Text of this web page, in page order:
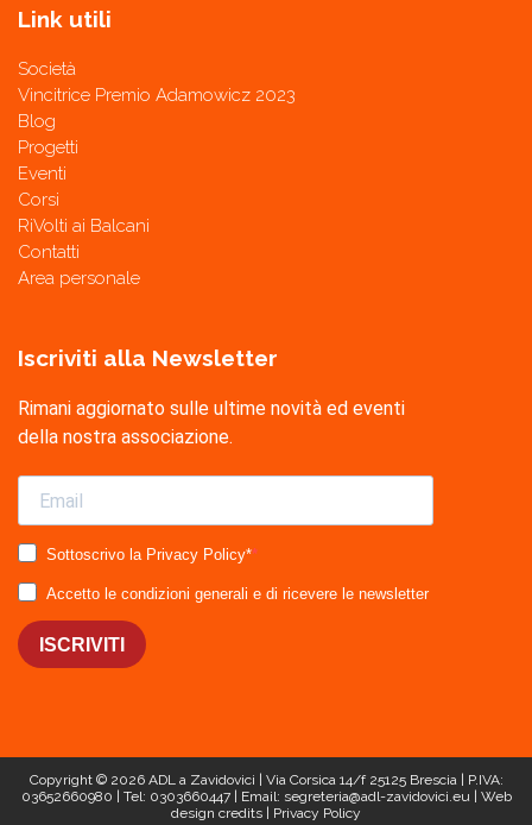
Link utili
Società
Vincitrice Premio Adamowicz 2023
Blog
Progetti
Eventi
Corsi
RiVolti ai Balcani
Contatti
Area personale
Iscriviti alla Newsletter
Rimani aggiornato sulle ultime novità ed eventi
della nostra associazione.
Sottoscrivo la Privacy Policy*
Accetto le condizioni generali e di ricevere le newsletter
ISCRIVITI
Copyright © 2026 ADL a Zavidovici | Via Corsica 14/f 25125 Brescia | P.IVA:
03652660980 | Tel: 0303660447 | Email: segreteria@adl-zavidovici.eu | Web
design credits | Privacy Policy